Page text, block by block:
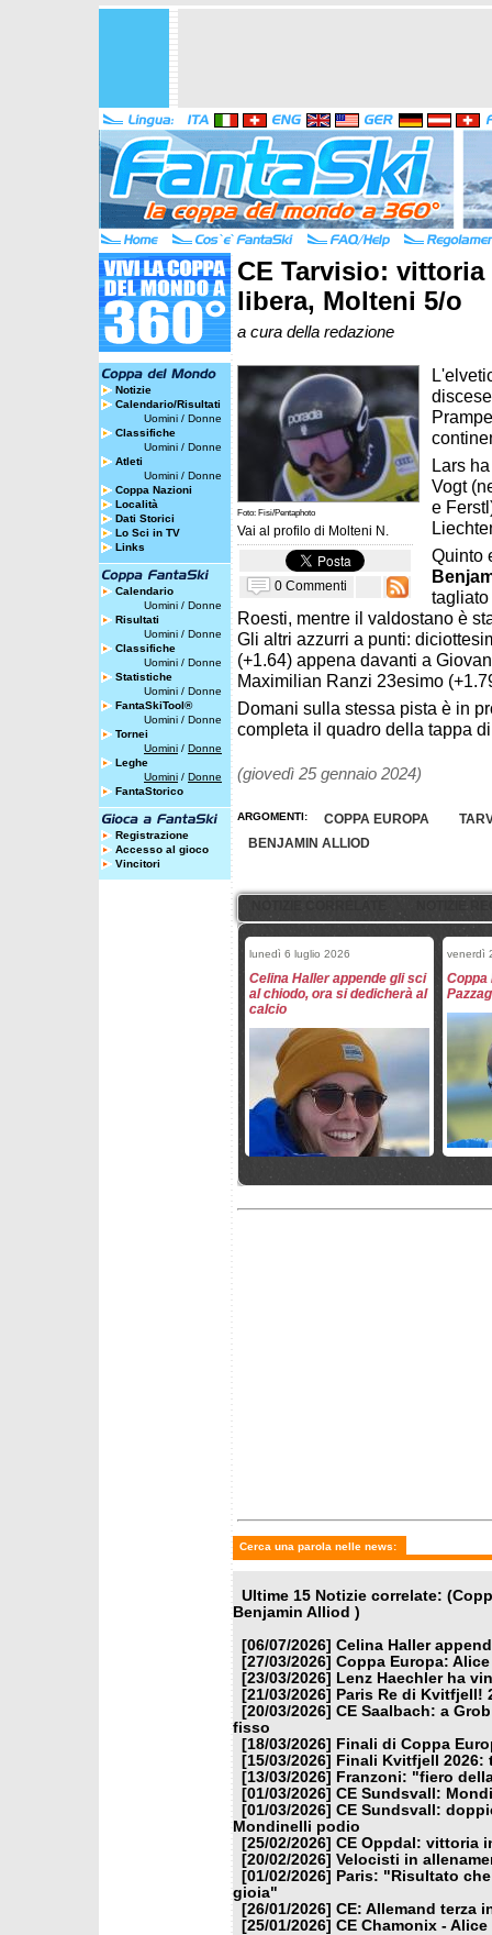
Notizie
Calendario/Risultati
Uomini / Donne
Classifiche
Uomini / Donne
Atleti
Uomini / Donne
Coppa Nazioni
Località
Dati Storici
Lo Sci in TV
Links
Calendario
Uomini / Donne
Risultati
Uomini / Donne
Classifiche
Uomini / Donne
Statistiche
Uomini / Donne
FantaSkiTool®
Uomini / Donne
Tornei
Uomini / Donne
Leghe
Uomini / Donne
FantaStorico
Registrazione
Accesso al gioco
Vincitori
CE Tarvisio:
libera, Molteni 5/o
a cura della redazione
Foto: Fisi/Pentaphoto
Vai al profilo di Molteni N.
0 Commenti
Lars
Vogt
e
Quinto
Roesti, mentre il valdostano è
Gli altri azzurri a punti:
(+1.64) appena davanti a
Maximilian Ranzi 23esimo
Domani sulla stessa pista è in
completa il quadro della tappa
(giovedì 25 gennaio 2024)
ARGOMENTI: COPPA EUROPA
BENJAMIN ALLIOD
lunedì 6 luglio 2026
Celina Haller appende gli sci
al chiodo, ora si dedicherà al
calcio
venerdì
Coppa
discesa in carriera
Cerca una parola nelle news:
Ultime 15 Notizie correlate:
Benjamin Alliod )
[06/07/2026] Celina Haller
[27/03/2026] Coppa Europa:
[23/03/2026]
Lenz Haechler ha
[21/03/2026]
Paris Re di Kvitfjell!
[20/03/2026] CE Saalbach: a
fisso
[18/03/2026]
Finali di Coppa
[15/03/2026]
Finali Kvitfjell
[13/03/2026]
Franzoni: "fiero
[01/03/2026] CE Sundsvall:
[01/03/2026] CE Sundsvall:
Mondinelli podio
[25/02/2026] CE Oppdal: vittoria
[20/02/2026] Velocisti in
[01/02/2026]
Paris: "Risultato
gioia"
[26/01/2026] CE: Allemand terza
[25/01/2026] CE Chamonix -